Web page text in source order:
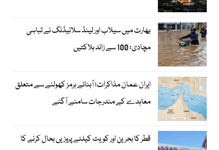
بھارت میں سیلاب اور لینڈ سلائیڈنگ نے تباہی
مچادی؛ 100 سے زائد ہلاکتیں
ایران عمان مذاکرات؛ آبنائے ہرمز کھولنے سے متعلق
معاہدے کے مندرجات سامنے آگئے
قطر کا بحرین اور کویت کیلئے پروزیں بحال کرنے کا